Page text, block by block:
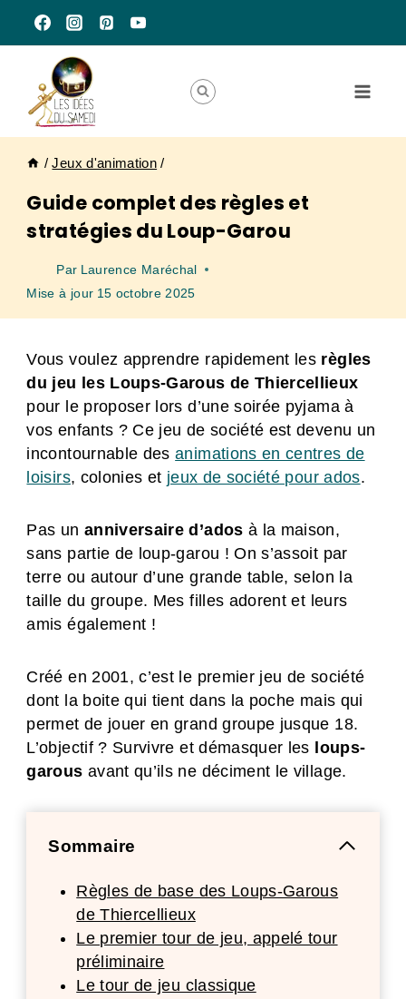
contenu
/ Jeux d'animation /
Guide complet des règles et
stratégies du Loup-Garou
Par Laurence Maréchal
Mise à jour 15 octobre 2025
Vous voulez apprendre rapidement les règles
du jeu les Loups-Garous de Thiercellieux
pour le proposer lors d’une soirée pyjama à
vos enfants ? Ce jeu de société est devenu un
incontournable desanimations en centres de
loisirs, colonies et jeux de société pour ados.
Pas un anniversaire d’ados à la maison,
sans partie de loup-garou ! On s’assoit par
terre ou autour d’une grande table, selon la
taille du groupe. Mes filles adorent et leurs
amis également !
Créé en 2001, c’est le premier jeu de société
dont la boite qui tient dans la poche mais qui
permet de jouer en grand groupe jusque 18.
L’objectif ? Survivre et démasquer les loups-
garous avant qu’ils ne déciment le village.
Sommaire
Règles de base des Loups-Garous
de Thiercellieux
Le premier tour de jeu, appelé tour
préliminaire
Le tour de jeu classique